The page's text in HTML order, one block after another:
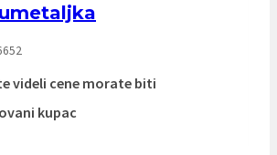
videli cene morate biti
kupac